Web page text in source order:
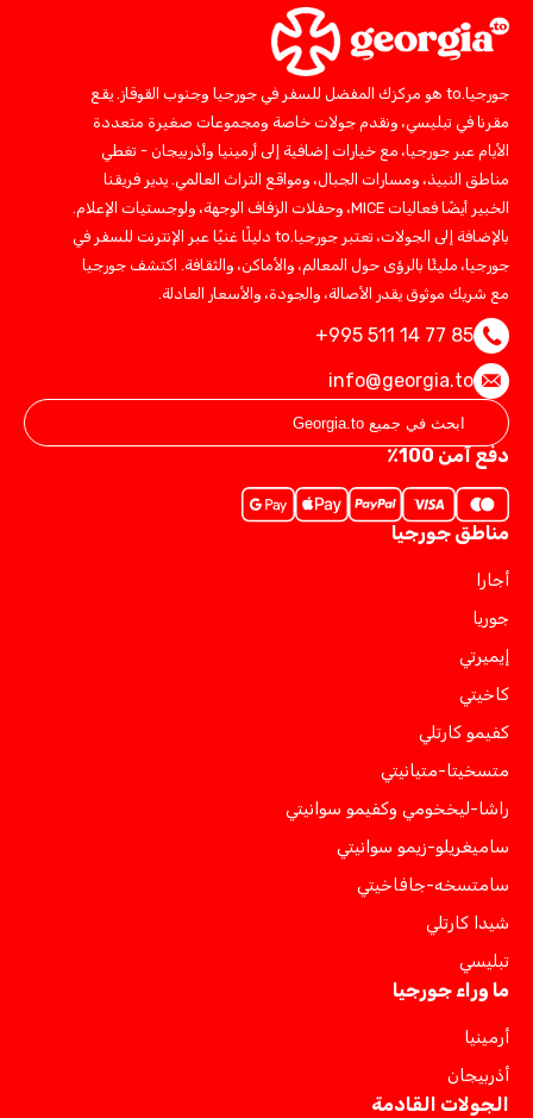
جورجيا.to هو مركزك المفضل للسفر في جورجيا وجنوب القوقاز. يقع
مقرنا في تبليسي، ونقدم جولات خاصة ومجموعات صغيرة متعددة
الأيام عبر جورجيا، مع خيارات إضافية إلى أرمينيا وأذربيجان - تغطي
مناطق النبيذ، ومسارات الجبال، ومواقع التراث العالمي. يدير فريقنا
الخبير أيضًا فعاليات MICE، وحفلات الزفاف الوجهة، ولوجستيات الإعلام.
بالإضافة إلى الجولات، تعتبر جورجيا.to دليلًا غنيًا عبر الإنترنت للسفر في
جورجيا، مليئًا بالرؤى حول المعالم، والأماكن، والثقافة. اكتشف جورجيا
مع شريك موثوق يقدر الأصالة، والجودة، والأسعار العادلة.
+995 511 14 77 85
info@georgia.to
دفع آمن 100٪
مناطق جورجيا
أجارا
جوريا
إيميرتي
كاخيتي
كفيمو كارتلي
متسخيتا-متيانيتي
راشا-ليخخومي وكفيمو سوانيتي
ساميغريلو-زيمو سوانيتي
سامتسخه-جافاخيتي
شيدا كارتلي
تبليسي
ما وراء جورجيا
أرمينيا
أذربيجان
الجولات القادمة